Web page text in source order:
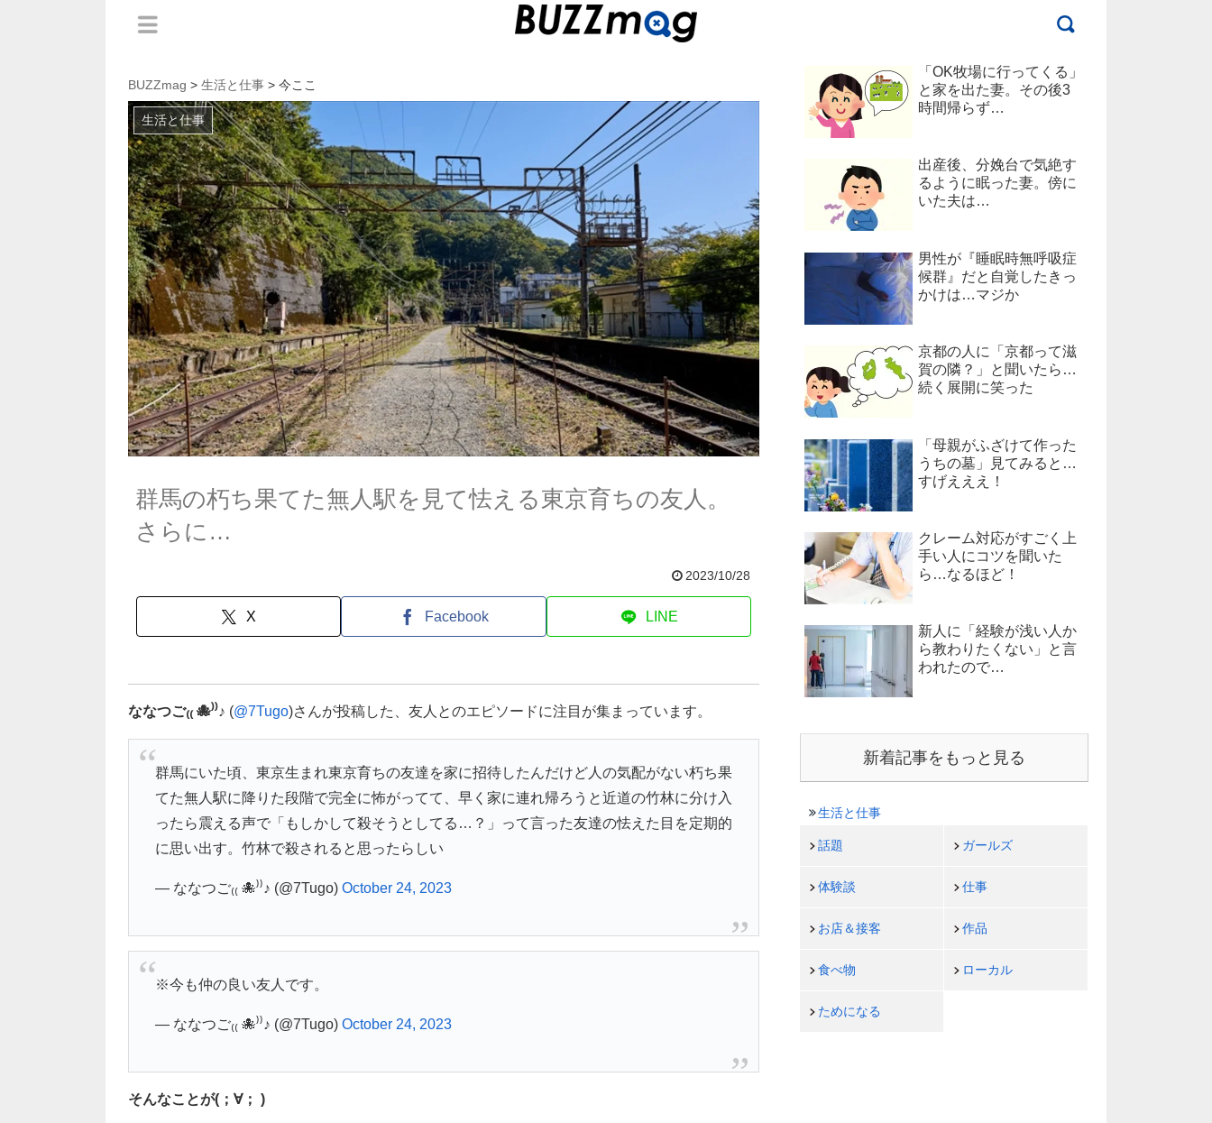
BUZZmag > 生活と仕事 > 今ここ
生活と仕事
群馬の朽ち果てた無人駅を見て怯える東京育ちの友人。
さらに…
2023/10/28
X Facebook LINE
ななつご₍₍ 🐙⁾⁾♪ (@7Tugo)さんが投稿した、友人とのエピソードに注目が集まっています。
群馬にいた頃、東京生まれ東京育ちの友達を家に招待したんだけど人の気配がない朽ち果
てた無人駅に降りた段階で完全に怖がってて、早く家に連れ帰ろうと近道の竹林に分け入
ったら震える声で「もしかして殺そうとしてる…？」って言った友達の怯えた目を定期的
に思い出す。竹林で殺されると思ったらしい
— ななつご₍₍ 🐙⁾⁾♪ (@7Tugo) October 24, 2023
※今も仲の良い友人です。
— ななつご₍₍ 🐙⁾⁾♪ (@7Tugo) October 24, 2023
そんなことが(；∀； )
「OK牧場に行ってくる」
と家を出た妻。その後3
時間帰らず…
出産後、分娩台で気絶す
るように眠った妻。傍に
いた夫は…
男性が『睡眠時無呼吸症
候群』だと自覚したきっ
かけは…マジか
京都の人に「京都って滋
賀の隣？」と聞いたら…
続く展開に笑った
「母親がふざけて作った
うちの墓」見てみると…
すげえええ！
クレーム対応がすごく上
手い人にコツを聞いた
ら…なるほど！
新人に「経験が浅い人か
ら教わりたくない」と言
われたので…
新着記事をもっと見る
生活と仕事
話題 ガールズ
体験談 仕事
お店＆接客 作品
食べ物 ローカル
ためになる